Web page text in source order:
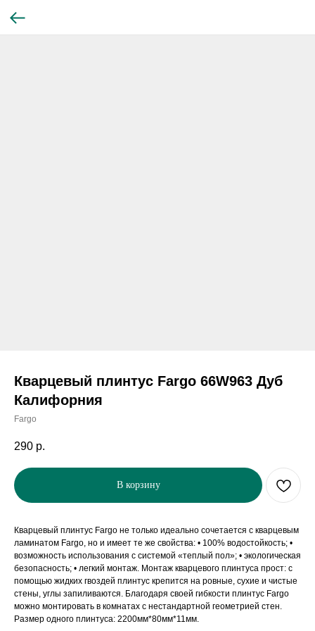
Кварцевый плинтус Fargo 66W963 Дуб
Калифорния
Fargo
290 р.
В корзину
Кварцевый плинтус Fargo не только идеально сочетается с кварцевым
ламинатом Fargo, но и имеет те же свойства: • 100% водостойкость; •
возможность использования с системой «теплый пол»; • экологическая
безопасность; • легкий монтаж. Монтаж кварцевого плинтуса прост: с
помощью жидких гвоздей плинтус крепится на ровные, сухие и чистые
стены, углы запиливаются. Благодаря своей гибкости плинтус Fargo
можно монтировать в комнатах с нестандартной геометрией стен.
Размер одного плинтуса: 2200мм*80мм*11мм.